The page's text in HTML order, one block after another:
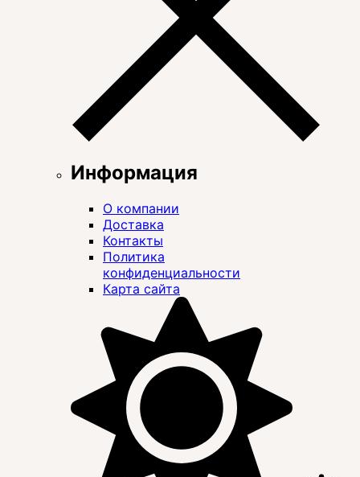
Информация
О компании
Доставка
Контакты
Политика
конфиденциальности
Карта сайта